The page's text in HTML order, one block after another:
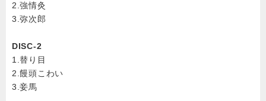
2.強情灸
3.弥次郎
DISC-2
1.替り目
2.饅頭こわい
3.妾馬